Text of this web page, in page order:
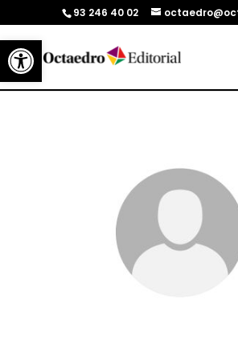
Abrir barra de herramientas
93 246 40 02